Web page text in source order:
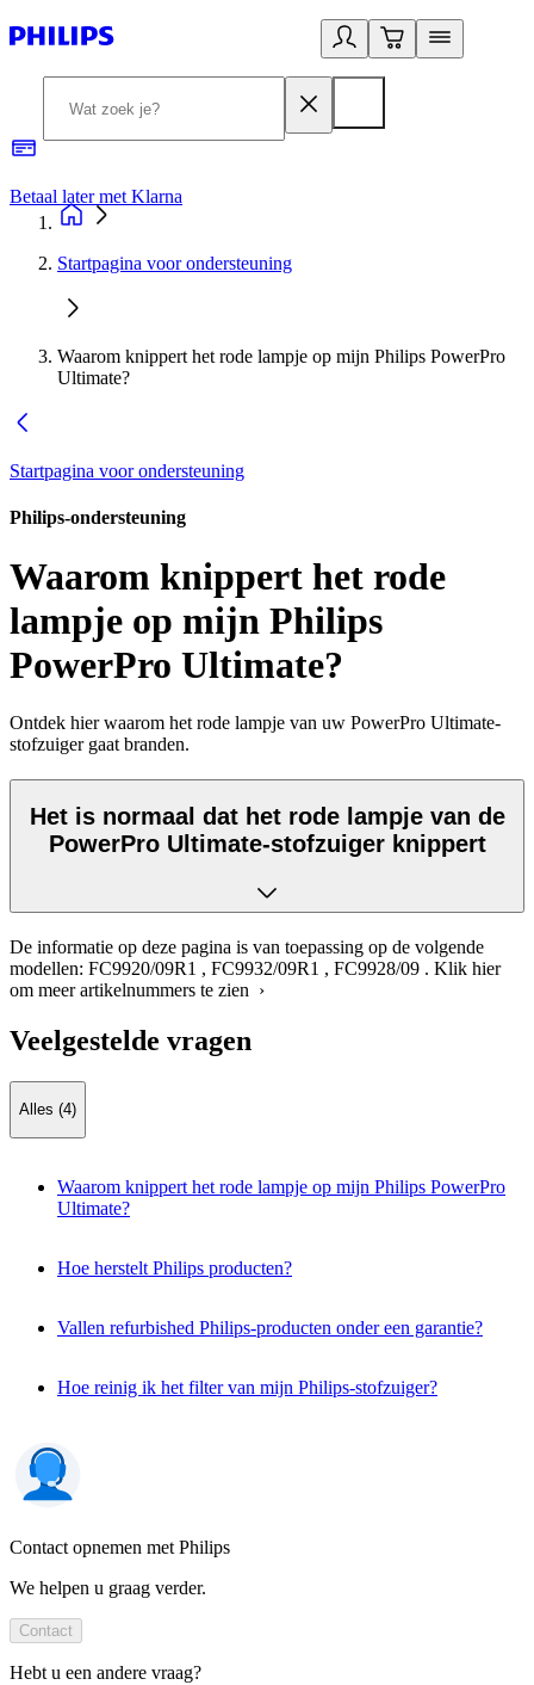
Betaal later met Klarna
Startpagina voor ondersteuning
Waarom knippert het rode lampje op mijn Philips PowerPro
Ultimate?
Startpagina voor ondersteuning
Philips-ondersteuning
Waarom knippert het rode
lampje op mijn Philips
PowerPro Ultimate?
Ontdek hier waarom het rode lampje van uw PowerPro Ultimate-
stofzuiger gaat branden.
Het is normaal dat het rode lampje van de
PowerPro Ultimate-stofzuiger knippert
De informatie op deze pagina is van toepassing op de volgende
modellen: FC9920/09R1 , FC9932/09R1 , FC9928/09 . Klik hier
om meer artikelnummers te zien ›
Veelgestelde vragen
Alles (4)
Waarom knippert het rode lampje op mijn Philips PowerPro
Ultimate?
Hoe herstelt Philips producten?
Vallen refurbished Philips-producten onder een garantie?
Hoe reinig ik het filter van mijn Philips-stofzuiger?
Contact opnemen met Philips
We helpen u graag verder.
Contact
Hebt u een andere vraag?